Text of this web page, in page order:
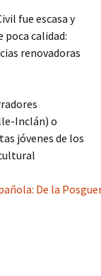
fue escasa y
poca calidad:
renovadoras
Inclán) o
jóvenes de los
De la